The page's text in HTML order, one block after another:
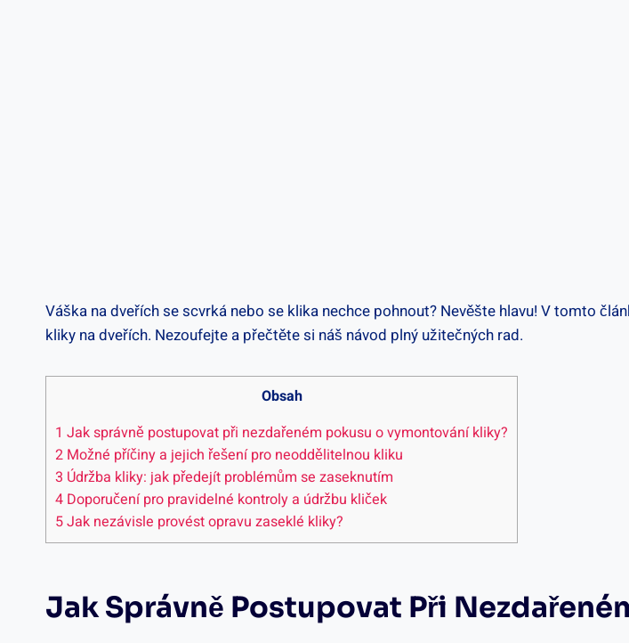
Váška na dveřích⁤ se scvrká⁢ nebo se klika nechce pohnout? Nevěšte hlavu! V tomto⁢
kliky na dveřích. Nezoufejte ⁢a přečtěte si náš návod plný užitečných rad.
Obsah
1 Jak správně postupovat při nezdařeném​ pokusu⁢ o vymontování kliky?
2 Možné příčiny a jejich řešení pro neoddělitelnou kliku
3 Údržba kliky: jak ​předejít problémům se zaseknutím
4 Doporučení pro pravidelné kontroly a údržbu kliček
5Jak nezávisle provést opravu ⁢zaseklé kliky?
Jak Správně Postupovat Při